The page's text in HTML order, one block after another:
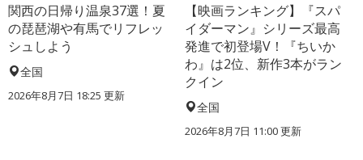
関西の日帰り温泉37選！夏
の琵琶湖や有馬でリフレッ
シュしよう
全国
2026年8月7日 18:25 更新
【映画ランキング】『スパ
イダーマン』シリーズ最高
発進で初登場V！『ちいか
わ』は2位、新作3本がラン
クイン
全国
2026年8月7日 11:00更新